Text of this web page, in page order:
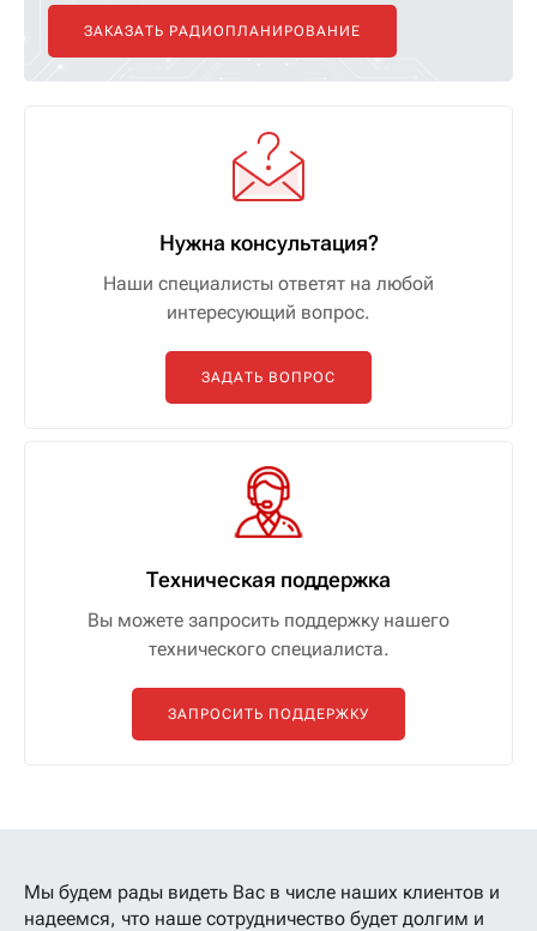
ЗАКАЗАТЬ РАДИОПЛАНИРОВАНИЕ
Нужна консультация?
Наши специалисты ответят на любой
интересующий вопрос.
ЗАДАТЬ ВОПРОС
Техническая поддержка
Вы можете запросить поддержку нашего
технического специалиста.
ЗАПРОСИТЬ ПОДДЕРЖКУ
Мы будем рады видеть Вас в числе наших клиентов и
надеемся, что наше сотрудничество будет долгим и